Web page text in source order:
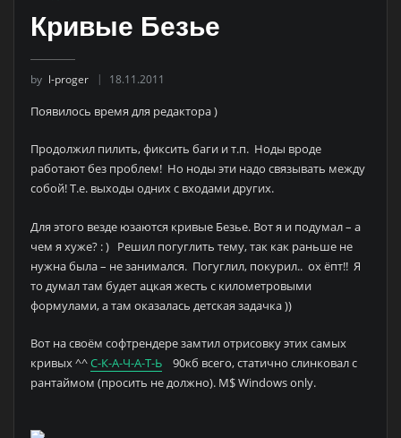
Кривые Безье
by l-proger 18.11.2011
Появилось время для редактора )
Продолжил пилить, фиксить баги и т.п. Ноды вроде
работают без проблем! Но ноды эти надо связывать между
собой! Т.е. выходы одних с входами других.
Для этого везде юзаются кривые Безье. Вот я и подумал – а
чем я хуже? : ) Решил погуглить тему, так как раньше не
нужна была – не занимался. Погуглил, покурил.. ох ёпт!! Я
то думал там будет ацкая жесть с километровыми
формулами, а там оказалась детская задачка ))
Вот на своём софтрендере замтил отрисовку этих самых
кривых ^^С-К-А-Ч-А-Т-Ь90кб всего, статично слинковал с
рантаймом (просить не должно). M$ Windows only.